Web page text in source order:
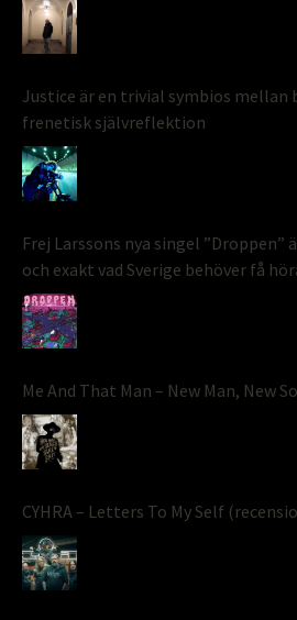
Justice är en trivial symbios mellan
frenetisk självreflektion
Frej Larssons nya singel
och exakt vad Sverige behöver få
Me And That Man – New Man, New
CYHRA – Letters To My Self